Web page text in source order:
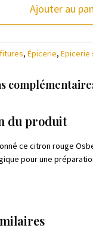
Ajouter au
, Épicerie, Epicerie
du produit
ce citron rouge
pour une